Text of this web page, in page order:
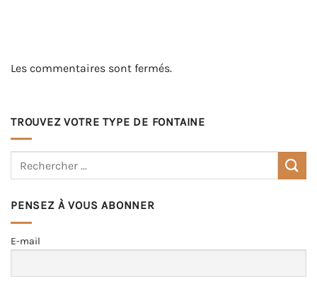
Les commentaires sont fermés.
TROUVEZ VOTRE TYPE DE FONTAINE
PENSEZ À VOUS ABONNER
E-mail